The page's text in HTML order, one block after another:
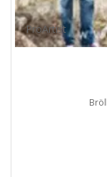
ProArtist